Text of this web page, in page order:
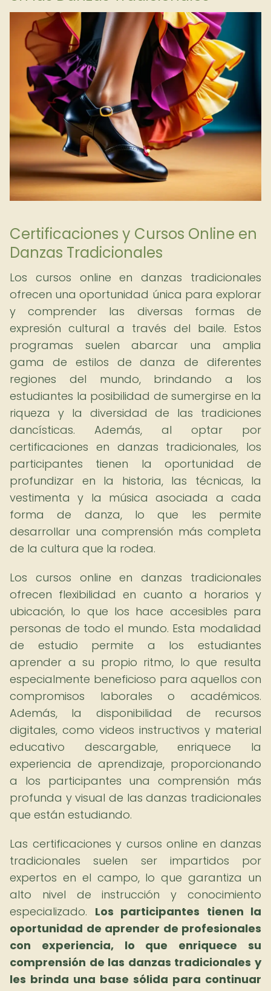
Certificaciones y Cursos Online en
Danzas Tradicionales
Los cursos online en danzas tradicionales
ofrecen una oportunidad única para explorar
y comprender las diversas formas de
expresión cultural a través del baile. Estos
programas suelen abarcar una amplia
gama de estilos de danza de diferentes
regiones del mundo, brindando a los
estudiantes la posibilidad de sumergirse en la
riqueza y la diversidad de las tradiciones
dancísticas. Además, al optar por
certificaciones en danzas tradicionales, los
participantes tienen la oportunidad de
profundizar en la historia, las técnicas, la
vestimenta y la música asociada a cada
forma de danza, lo que les permite
desarrollar una comprensión más completa
de la cultura que la rodea.
Los cursos online en danzas tradicionales
ofrecen flexibilidad en cuanto a horarios y
ubicación, lo que los hace accesibles para
personas de todo el mundo. Esta modalidad
de estudio permite a los estudiantes
aprender a su propio ritmo, lo que resulta
especialmente beneficioso para aquellos con
compromisos laborales o académicos.
Además, la disponibilidad de recursos
digitales, como videos instructivos y material
educativo descargable, enriquece la
experiencia de aprendizaje, proporcionando
a los participantes una comprensión más
profunda y visual de las danzas tradicionales
que están estudiando.
Las certificaciones y cursos online en danzas
tradicionales suelen ser impartidos por
expertos en el campo, lo que garantiza un
alto nivel de instrucción y conocimiento
especializado. Los participantes tienen la
oportunidad de aprender de profesionales
con experiencia, lo que enriquece su
comprensión de las danzas tradicionales y
les brinda una base sólida para continuar